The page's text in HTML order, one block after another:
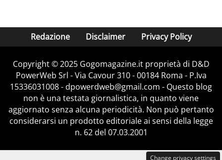
Redazione Disclaimer Privacy Policy
Copyright © 2025 Gogomagazine.it proprietà di D&D
PowerWeb Srl - Via Cavour 310 - 00184 Roma - P.Iva
15336031008 - dpowerdweb@gmail.com - Questo blog
non è una testata giornalistica, in quanto viene
aggiornato senza alcuna periodicità. Non può pertanto
considerarsi un prodotto editoriale ai sensi della legge
n. 62 del 07.03.2001
Change privacy settings